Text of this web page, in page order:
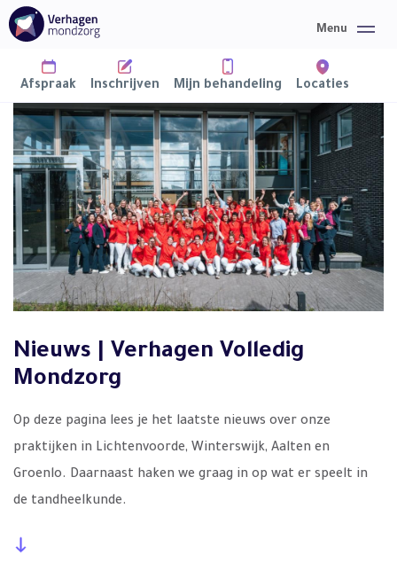
Afspraak Inschrijven Mijn behandeling Locaties
Home
Mondzorg
Over ons
Informatie
Nieuws
Contact
Nieuws | Verhagen Volledig
Mondzorg
Op deze pagina lees je het laatste nieuws over onze
praktijken in Lichtenvoorde, Winterswijk, Aalten en
Groenlo. Daarnaast haken we graag in op wat er speelt in
de tandheelkunde.